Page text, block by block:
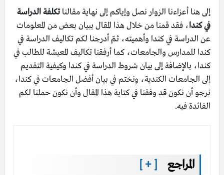
إلى هنا أعزاءنا الزوار نصل وإياكم إلى نهاية مقالناتكلفة الدراسة
في كندا، فقد قمنا من خلال هذا المقال ببيان بعض من المعلومات
عن الدراسة في كندا وأهميته، ثمّ أدرجنا لكم تكاليف الدراسة في
كندا للمدارس والجامعات، كما أرفقنا تكاليف المعيشة للطالب في
كندا، بالإضافة إلى بيان شروط الدراسة في كندا وكيفية التقديم
إلى الجامعات الكندية، ونختم في بيان أفضل الجامعات في كندا،
نرجو أن نكون قد وفقنا في كتابة هذا المقال وأن نكون حملنا لكم
الفائدة فيه.
المراجع [ + ]